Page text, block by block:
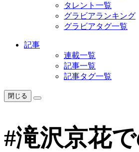
タレント一覧
グラビアランキング
グラビアタグ一覧
記事
連載一覧
記事一覧
記事タグ一覧
閉じる
#滝沢京花